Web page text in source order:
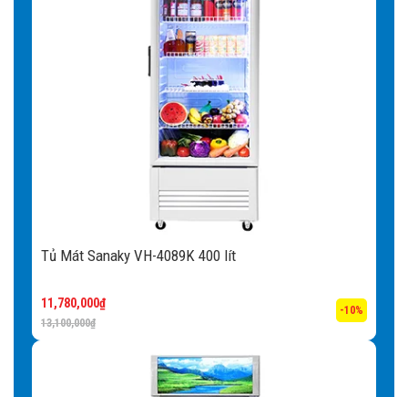
Tủ Mát Sanaky VH-4089K 400 lít
13,100,000₫
11,780,000₫
-10%